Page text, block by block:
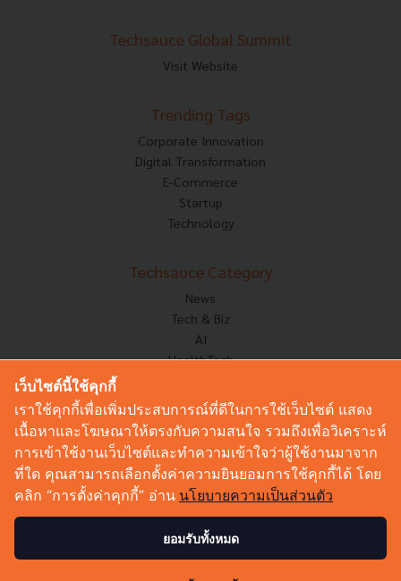
Techsauce Global Summit
Visit Website
Trending Tags
Corporate Innovation
Digital Transformation
E-Commerce
Startup
Technology
Techsauce Category
News
Tech & Biz
AI
HealthTech
Corp Innov
Saucy Thoughts
Sustainable
Videos
Podcast
เว็บไซต์นี้ใช้คุกกี้
เราใช้คุกกี้เพื่อเพิ่มประสบการณ์ที่ดีในการใช้เว็บไซต์ แสดง
เนื้อหาและโฆษณาให้ตรงกับความสนใจ รวมถึงเพื่อวิเคราะห์
การเข้าใช้งานเว็บไซต์และทำความเข้าใจว่าผู้ใช้งานมาจาก
ที่ใด คุณสามารถเลือกตั้งค่าความยินยอมการใช้คุกกี้ได้ โดย
คลิก “การตั้งค่าคุกกี้” อ่าน นโยบายความเป็นส่วนตัว
ยอมรับทั้งหมด